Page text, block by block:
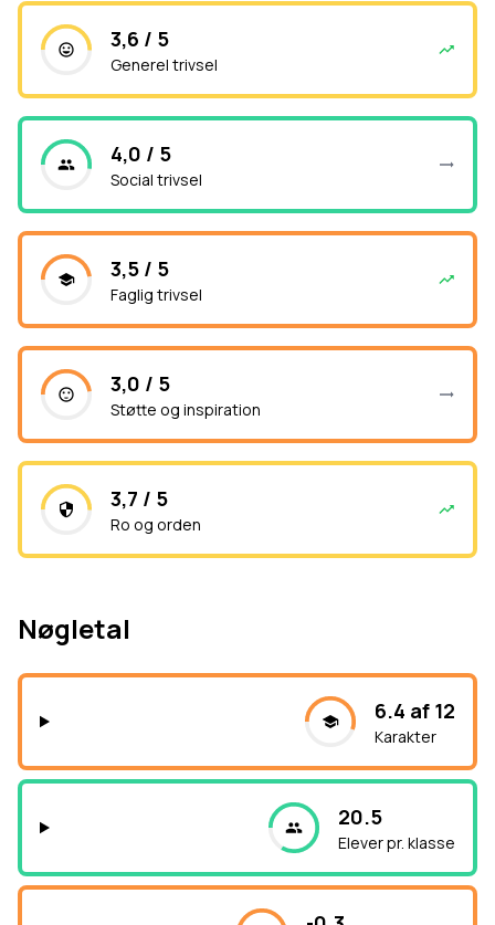
3,6 / 5
Generel trivsel
4,0 / 5
Social trivsel
3,5 / 5
Faglig trivsel
3,0 / 5
Støtte og inspiration
3,7 / 5
Ro og orden
Nøgletal
6.4 af 12
Karakter
20.5
Elever pr. klasse